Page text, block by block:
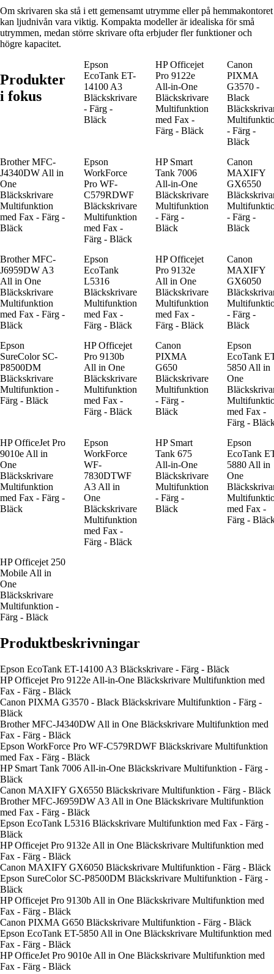
Om skrivaren ska stå i ett gemensamt utrymme eller på hemmakontoret
kan ljudnivån vara viktig. Kompakta modeller är idealiska för små
utrymmen, medan större skrivare ofta erbjuder fler funktioner och
högre kapacitet.
Produkter
i fokus
Epson
EcoTank ET-
14100 A3
Bläckskrivare
- Färg -
Bläck
HP Officejet
Pro 9122e
All-in-One
Bläckskrivare
Multifunktion
med Fax -
Färg - Bläck
Canon
PIXMA
G3570 -
Black
- Färg -
Bläck
Brother MFC-
J4340DW All in
One
Bläckskrivare
Multifunktion
med Fax - Färg -
Bläck
Epson
WorkForce
Pro WF-
C579RDWF
Bläckskrivare
Multifunktion
med Fax -
Färg - Bläck
HP Smart
Tank 7006
All-in-One
Bläckskrivare
Multifunktion
- Färg -
Bläck
Canon
MAXIFY
GX6550
- Färg -
Bläck
Brother MFC-
J6959DW A3
All in One
Bläckskrivare
Multifunktion
med Fax - Färg -
Bläck
Epson
EcoTank
L5316
Bläckskrivare
Multifunktion
med Fax -
Färg - Bläck
HP Officejet
Pro 9132e
All in One
Bläckskrivare
Multifunktion
med Fax -
Färg - Bläck
Canon
MAXIFY
GX6050
- Färg -
Bläck
Epson
SureColor SC-
P8500DM
Bläckskrivare
Multifunktion -
Färg - Bläck
HP Officejet
Pro 9130b
All in One
Bläckskrivare
Multifunktion
med Fax -
Färg - Bläck
Canon
PIXMA
G650
Bläckskrivare
Multifunktion
- Färg -
Bläck
Epson
EcoTank
5850 All in
One
med Fax -
Färg -
HP OfficeJet Pro
9010e All in
One
Bläckskrivare
Multifunktion
med Fax - Färg -
Bläck
Epson
WorkForce
WF-
7830DTWF
A3 All in
One
Bläckskrivare
Multifunktion
med Fax -
Färg - Bläck
HP Smart
Tank 675
All-in-One
Bläckskrivare
Multifunktion
- Färg -
Bläck
Epson
EcoTank
5880 All in
One
med Fax -
Färg -
HP Officejet 250
Mobile All in
One
Bläckskrivare
Multifunktion -
Färg - Bläck
Produktbeskrivningar
Epson EcoTank ET-14100 A3 Bläckskrivare - Färg - Bläck
HP Officejet Pro 9122e All-in-One Bläckskrivare Multifunktion med
Fax - Färg - Bläck
Canon PIXMA G3570 - Black Bläckskrivare Multifunktion - Färg -
Bläck
Brother MFC-J4340DW All in One Bläckskrivare Multifunktion med
Fax - Färg - Bläck
Epson WorkForce Pro WF-C579RDWF Bläckskrivare Multifunktion
med Fax - Färg - Bläck
HP Smart Tank 7006 All-in-One Bläckskrivare Multifunktion - Färg -
Bläck
Canon MAXIFY GX6550 Bläckskrivare Multifunktion - Färg - Bläck
Brother MFC-J6959DW A3 All in One Bläckskrivare Multifunktion
med Fax - Färg - Bläck
Epson EcoTank L5316 Bläckskrivare Multifunktion med Fax - Färg -
Bläck
HP Officejet Pro 9132e All in One Bläckskrivare Multifunktion med
Fax - Färg - Bläck
Canon MAXIFY GX6050 Bläckskrivare Multifunktion - Färg - Bläck
Epson SureColor SC-P8500DM Bläckskrivare Multifunktion - Färg -
Bläck
HP Officejet Pro 9130b All in One Bläckskrivare Multifunktion med
Fax - Färg - Bläck
Canon PIXMA G650 Bläckskrivare Multifunktion - Färg - Bläck
Epson EcoTank ET-5850 All in One Bläckskrivare Multifunktion med
Fax - Färg - Bläck
HP OfficeJet Pro 9010e All in One Bläckskrivare Multifunktion med
Fax - Färg - Bläck